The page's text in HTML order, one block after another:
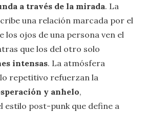
a través de la mirada. La
una relación marcada por el
los ojos de una persona ven el
que los del otro solo
intensas. La atmósfera
repetitivo refuerzan la
y anhelo,
estilo post-punk que define a